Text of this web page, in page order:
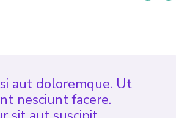
aut doloremque. Ut
nesciunt facere.